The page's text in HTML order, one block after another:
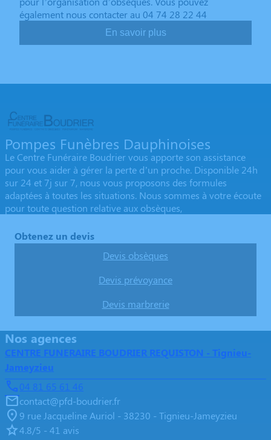
également nous contacter au 04 74 28 22 44
En savoir plus
Pompes Funèbres Dauphinoises
Le Centre Funéraire Boudrier vous apporte son assistance
pour vous aider à gérer la perte d’un proche. Disponible 24h
sur 24 et 7j sur 7, nous vous proposons des formules
adaptées à toutes les situations. Nous sommes à votre écoute
pour toute question relative aux obsèques,
Obtenez un devis
Devis obsèques
Devis prévoyance
Devis marbrerie
Nos agences
CENTRE FUNERAIRE BOUDRIER REQUISTON - Tignieu-
Jameyzieu
04 81 65 61 46
contact@pfd-boudrier.fr
9 rue Jacqueline Auriol - 38230 - Tignieu-Jameyzieu
4.8/5 - 41 avis